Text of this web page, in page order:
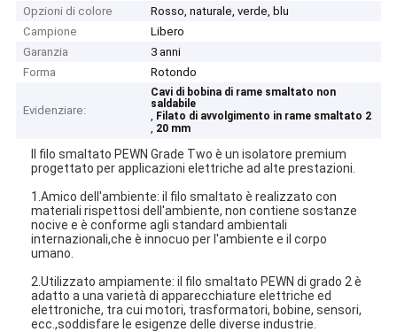
Opzioni di colore
Rosso, naturale, verde, blu
Campione
Libero
Garanzia
3 anni
Forma
Rotondo
Evidenziare:
Cavi di bobina di rame smaltato non
saldabile
, Filato di avvolgimento in rame smaltato 2
, 20 mm
Il filo smaltato PEWN Grade Two è un isolatore premium
progettato per applicazioni elettriche ad alte prestazioni.
1.Amico dell'ambiente: il filo smaltato è realizzato con
materiali rispettosi dell'ambiente, non contiene sostanze
nocive e è conforme agli standard ambientali
internazionali,che è innocuo per l'ambiente e il corpo
umano.
2.Utilizzato ampiamente: il filo smaltato PEWN di grado 2 è
adatto a una varietà di apparecchiature elettriche ed
elettroniche, tra cui motori, trasformatori, bobine, sensori,
ecc.,soddisfare le esigenze delle diverse industrie.